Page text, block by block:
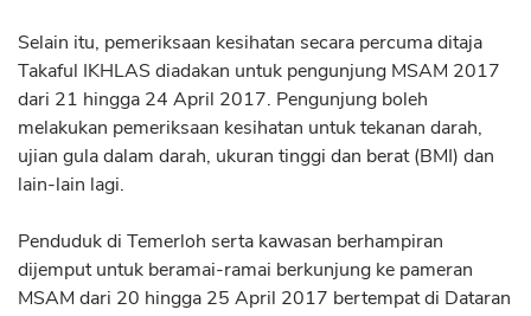
Selain itu, pemeriksaan kesihatan secara percuma ditaja
Takaful IKHLAS diadakan untuk pengunjung MSAM 2017
dari 21 hingga 24 April 2017. Pengunjung boleh
melakukan pemeriksaan kesihatan untuk tekanan darah,
ujian gula dalam darah, ukuran tinggi dan berat (BMI) dan
lain-lain lagi.
Penduduk di Temerloh serta kawasan berhampiran
dijemput untuk beramai-ramai berkunjung ke pameran
MSAM dari 20 hingga 25 April 2017 bertempat di Dataran